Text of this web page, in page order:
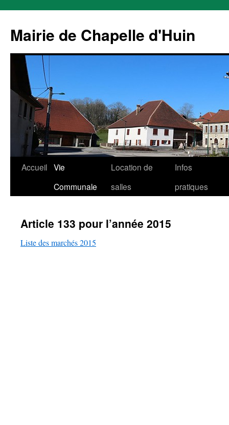
Mairie de Chapelle d'Huin
Aller
Accueil Vie
Communale
Location de
salles
Infos
pratiques
Article 133 pour l’année 2015
Liste des marchés 2015